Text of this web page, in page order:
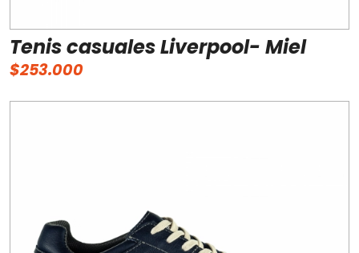
Tenis casuales Liverpool- Miel
$253.000